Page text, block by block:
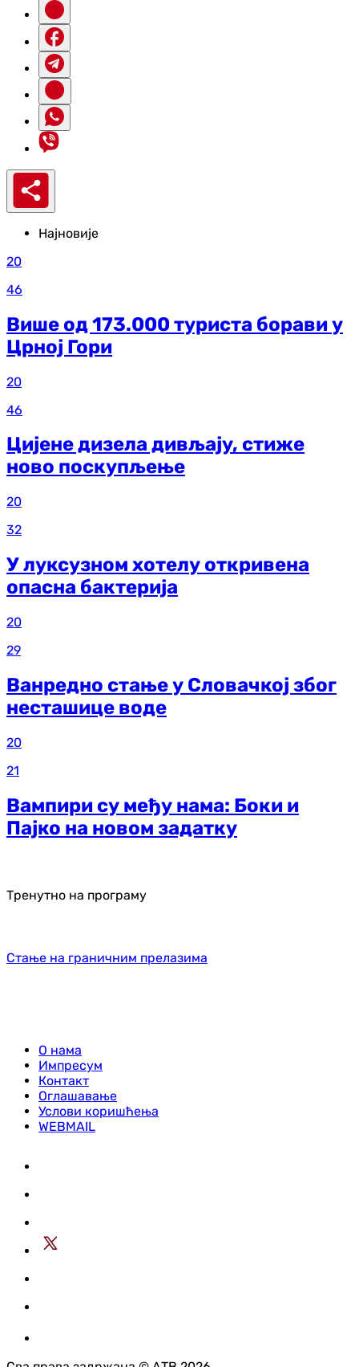
Најновије
20
46
Више од 173.000 туриста борави у
Црној Гори
20
46
Цијене дизела дивљају, стиже
ново поскупљење
20
32
У луксузном хотелу откривена
опасна бактерија
20
29
Ванредно стање у Словачкој због
несташице воде
20
21
Вампири су међу нама: Боки и
Пајко на новом задатку
Тренутно на програму
Стање на граничним прелазима
О нама
Импресум
Контакт
Оглашавање
Услови коришћења
WEBMAIL